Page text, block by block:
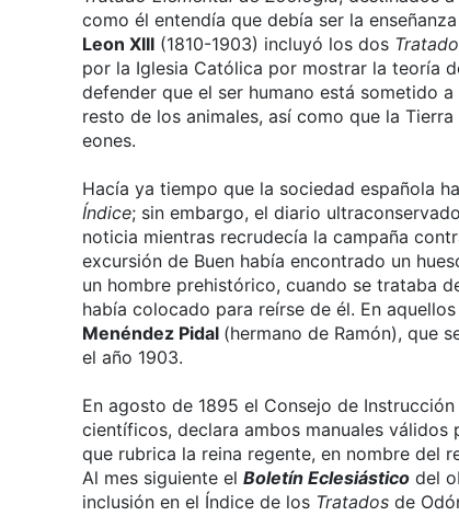
como él entendía que debía ser la
Leon XIII (1810-1903) incluyó los dos
por la Iglesia Católica por mostrar la teoría
defender que el ser humano está sometido
resto de los animales, así como que la
eones.
Hacía ya tiempo que la sociedad española
Índice; sin embargo, el diario
noticia mientras recrudecía la campaña
excursión de Buen había encontrado un
un hombre prehistórico, cuando se trataba
había colocado para reírse de él. En
Menéndez Pidal (hermano de Ramón), que
el año 1903.
En agosto de 1895 el Consejo de
científicos, declara ambos manuales
que rubrica la reina regente, en nombre del
Al mes siguiente el Boletín Eclesiástico del
inclusión en el Índice de los Tratados de